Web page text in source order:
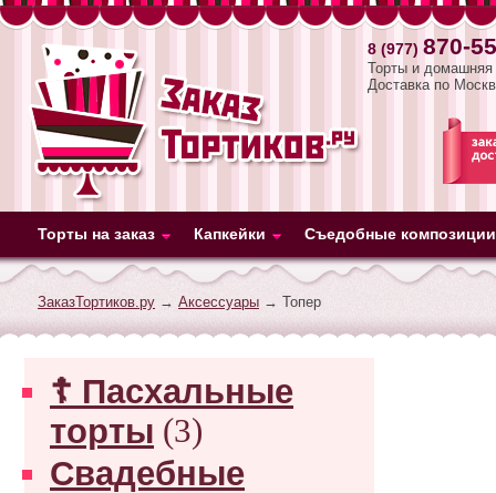
8 (977) 870-
Торты и домашняя
Доставка по
Торты на заказ Капкейки Съедобные композиции
ЗаказТортиков.ру → Аксессуары → Топер
☦ Пасхальные
торты (3)
Свадебные